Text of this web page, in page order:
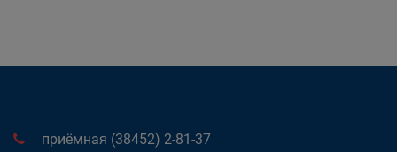
приёмная (38452) 2-81-37